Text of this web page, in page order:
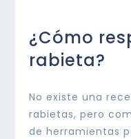
¿Cómo
rabieta?
No existe una
rabietas, pero
de herramientas